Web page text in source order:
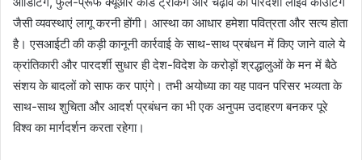
जैसी व्यवस्थाएं लागू करनी होंगी। आस्था का आधार हमेशा पवित्रता और सत्य होता
है। एसआईटी की कड़ी कानूनी कार्रवाई के साथ-साथ प्रबंधन में किए जाने वाले ये
क्रांतिकारी और पारदर्शी सुधार ही देश-विदेश के करोड़ों श्रद्धालुओं के मन में बैठे
संशय के बादलों को साफ कर पाएंगे। तभी अयोध्या का यह पावन परिसर भव्यता के
साथ-साथ शुचिता और आदर्श प्रबंधन का भी एक अनुपम उदाहरण बनकर पूरे
विश्व का मार्गदर्शन करता रहेगा।